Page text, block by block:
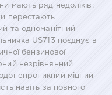
мають ряд недоліків:
перестають
та одноманітний
US713 поєднує в
бензинової
незрівнянний
міцний
навіть за повного